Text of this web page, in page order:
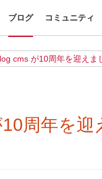
ブログ コミュニティ
cms が10周年を迎えま
周年を迎